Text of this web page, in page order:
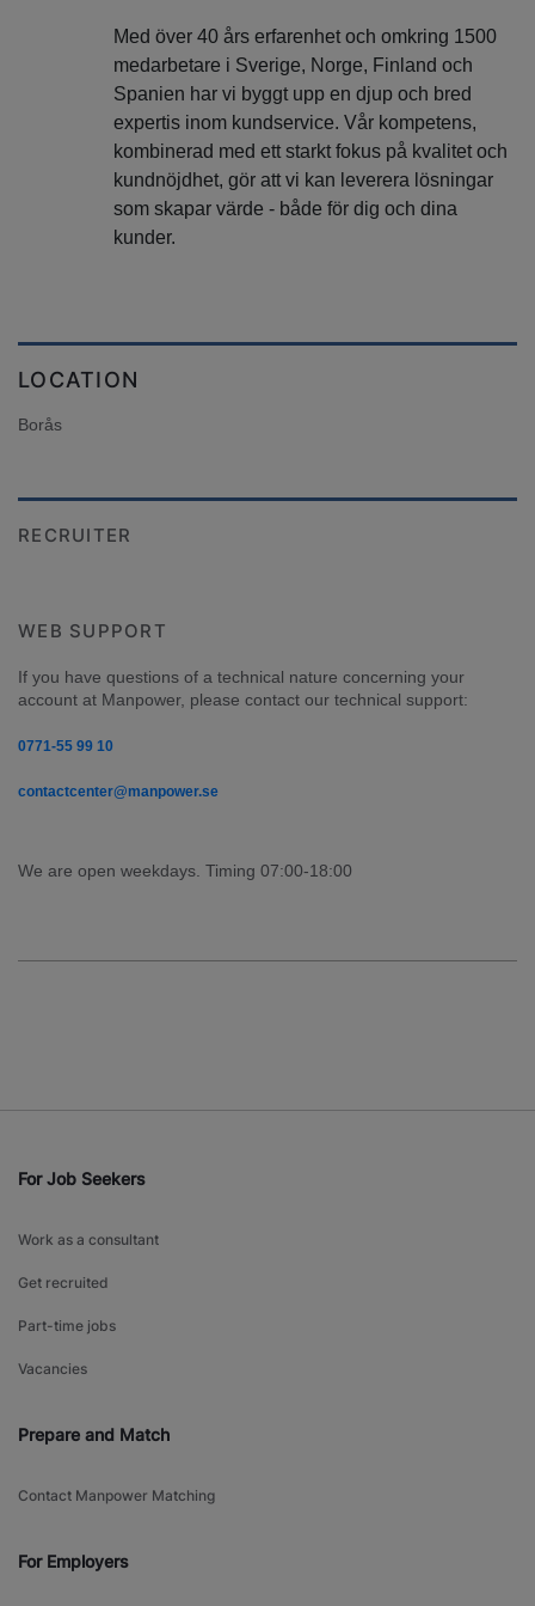
Med över 40 års erfarenhet och omkring 1500
medarbetare i Sverige, Norge, Finland och
Spanien har vi byggt upp en djup och bred
expertis inom kundservice. Vår kompetens,
kombinerad med ett starkt fokus på kvalitet och
kundnöjdhet, gör att vi kan leverera lösningar
som skapar värde - både för dig och dina
kunder.
LOCATION
Borås
RECRUITER
WEB SUPPORT
If you have questions of a technical nature concerning your
account at Manpower, please contact our technical support:
0771-55 99 10
contactcenter@manpower.se
We are open weekdays. Timing 07:00-18:00
For Job Seekers
Work as a consultant
Get recruited
Part-time jobs
Vacancies
Prepare and Match
Contact Manpower Matching
For Employers